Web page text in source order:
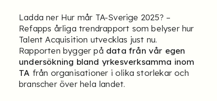
Ladda ner Hur mår TA-Sverige 2025? –
Refapps årliga trendrapport som belyser hur
Talent Acquisition utvecklas just nu.
Rapporten bygger på data från vår egen
undersökning bland yrkesverksamma inom
TA från organisationer i olika storlekar och
branscher över hela landet.